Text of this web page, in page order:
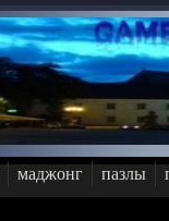
маджонг пазлы